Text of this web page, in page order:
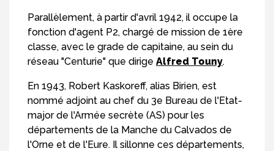
Parallèlement, à partir d'avril 1942, il occupe la
fonction d'agent P2, chargé de mission de 1ère
classe, avec le grade de capitaine, au sein du
réseau "Centurie" que dirige Alfred Touny.
En 1943, Robert Kaskoreff, alias Birien, est
nommé adjoint au chef du 3e Bureau de l'Etat-
major de l'Armée secrète (AS) pour les
départements de la Manche du Calvados de
l'Orne et de l'Eure. Il sillonne ces départements,